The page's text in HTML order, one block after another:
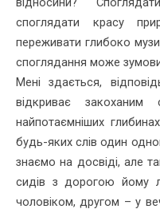
споглядати красу
переживати глибоко
споглядання може
Мені здається,
відкриває
найпотаємніших
будь-яких слів один
знаємо на досвіді, але
сидів з дорогою йому
чоловіком, другом – у